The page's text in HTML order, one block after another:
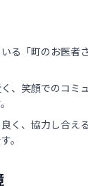
る「町のお医者
、笑顔でのコミ
く、協力し合え
。